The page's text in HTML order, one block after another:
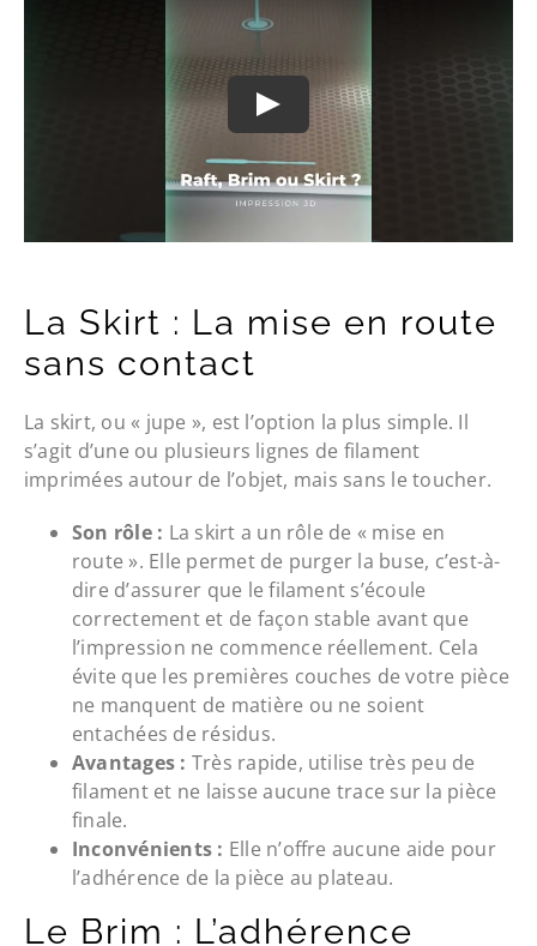
La Skirt : La mise en route
sans contact
La skirt, ou « jupe », est l’option la plus simple. Il
s’agit d’une ou plusieurs lignes de filament
imprimées autour de l’objet, mais sans le toucher.
Son rôle : La skirt a un rôle de « mise en
route ». Elle permet de purger la buse, c’est-à-
dire d’assurer que le filament s’écoule
correctement et de façon stable avant que
l’impression ne commence réellement. Cela
évite que les premières couches de votre pièce
ne manquent de matière ou ne soient
entachées de résidus.
Avantages : Très rapide, utilise très peu de
filament et ne laisse aucune trace sur la pièce
finale.
Inconvénients : Elle n’offre aucune aide pour
l’adhérence de la pièce au plateau.
Le Brim : L’adhérence